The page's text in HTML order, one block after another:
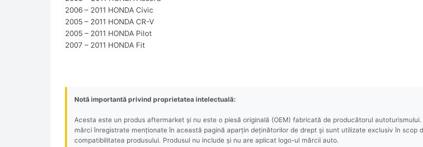
2006 – 2011 HONDA Civic
2005 – 2011 HONDA CR-V
2005 – 2011 HONDA Pilot
2007 – 2011 HONDA Fit
Notă importantă privind proprietatea intelectuală:
Acesta este un produs aftermarket și nu este o piesă originală (OEM) fabricată de producătorul
mărci înregistrate menționate în această pagină aparțin deținătorilor de drept și sunt utilizate exclusiv în scop
compatibilitatea produsului. Produsul nu include și nu are aplicat logo-ul mărcii auto.